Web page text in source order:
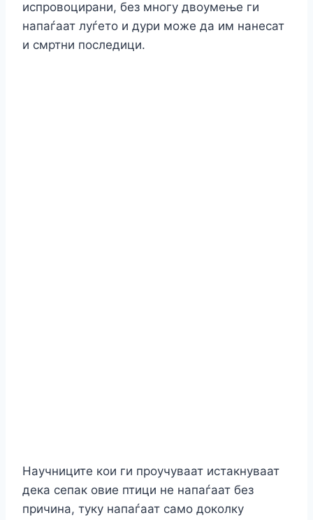
испровоцирани, без многу двоумење ги
напаѓаат луѓето и дури може да им нанесат
и смртни последици.
Научниците кои ги проучуваат истакнуваат
дека сепак овие птици не напаѓаат без
причина, туку напаѓаат само доколку